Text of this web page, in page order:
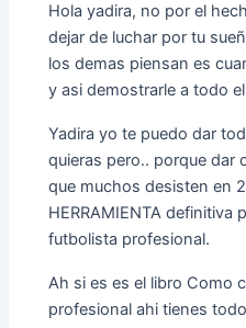
Hola yadira, no por el
dejar de luchar por tu
los demas piensan es
y asi demostrarle a todo
Yadira yo te puedo dar
quieras pero.. porque dar
que muchos desisten en
HERRAMIENTA definitiva
futbolista profesional.
Ah si es es el libro Como
profesional ahi tienes